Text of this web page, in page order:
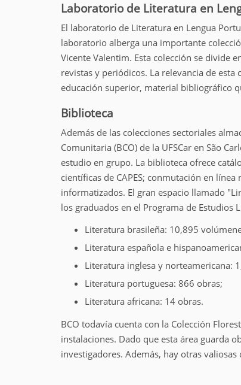
Laboratorio de Literatura en
El laboratorio de Literatura en Lengua
laboratorio alberga una importante
Vicente Valentim. Esta colección se divide
revistas y periódicos. La relevancia de
educación superior, material bibliográfico
Biblioteca
Además de las colecciones sectoriales
Comunitaria (BCO) de la UFSCar en São
estudio en grupo. La biblioteca ofrece
científicas de CAPES; conmutación en
informatizados. El gran espacio llamado
los graduados en el Programa de Estudios
Literatura brasileña: 10,895
Literatura española e
Literatura inglesa y norteamericana:
Literatura portuguesa: 866 obras;
Literatura africana: 14 obras.
BCO todavía cuenta con la Colección
instalaciones. Dado que esta área guarda
investigadores. Además, hay otras